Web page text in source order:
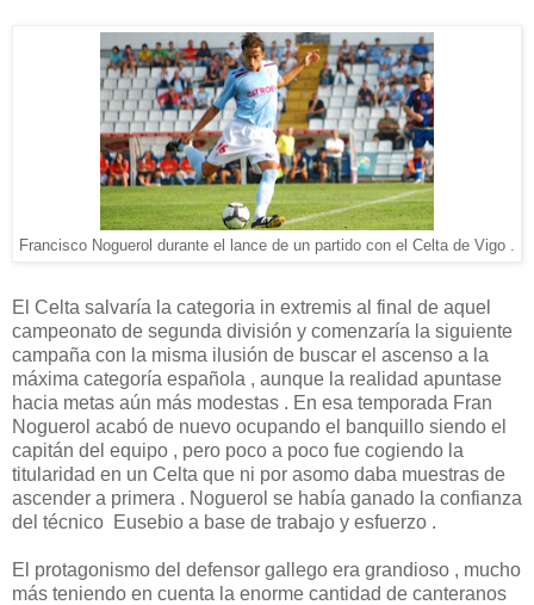
Francisco Noguerol durante el lance de un partido con el Celta de Vigo .
El Celta salvaría la categoria in extremis al final de aquel
campeonato de segunda división y comenzaría la siguiente
campaña con la misma ilusión de buscar el ascenso a la
máxima categoría española , aunque la realidad apuntase
hacia metas aún más modestas . En esa temporada Fran
Noguerol acabó de nuevo ocupando el banquillo siendo el
capitán del equipo , pero poco a poco fue cogiendo la
titularidad en un Celta que ni por asomo daba muestras de
ascender a primera . Noguerol se había ganado la confianza
del técnico Eusebio a base de trabajo y esfuerzo .
El protagonismo del defensor gallego era grandioso , mucho
más teniendo en cuenta la enorme cantidad de canteranos